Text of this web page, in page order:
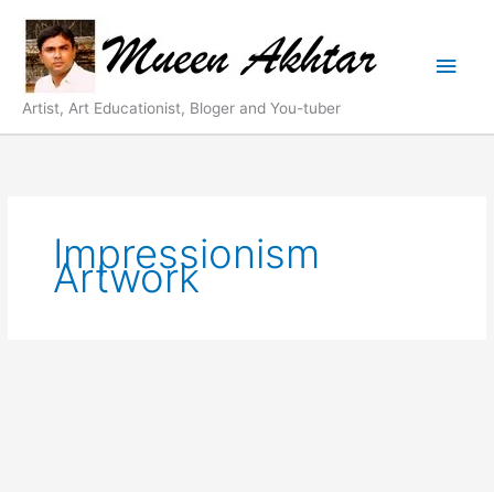
content
Artist, Art Educationist, Bloger and You-tuber
Impressionism
Artwork